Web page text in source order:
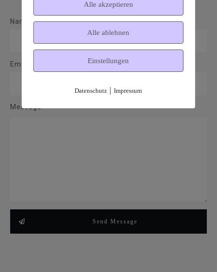
Name*
Email*
Message
Send Message
Alle akzeptieren
Alle ablehnen
Einstellungen
Datenschutz |Impressum